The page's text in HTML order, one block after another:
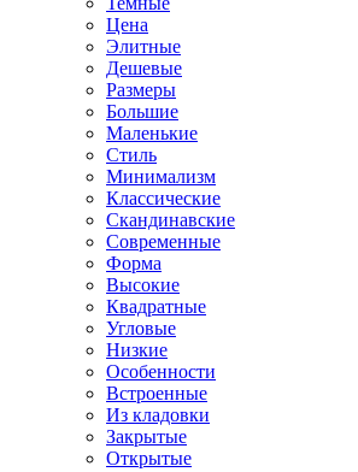
Цена
Элитные
Дешевые
Размеры
Большие
Маленькие
Стиль
Минимализм
Классические
Скандинавские
Современные
Форма
Высокие
Квадратные
Угловые
Низкие
Особенности
Встроенные
Из кладовки
Закрытые
Открытые